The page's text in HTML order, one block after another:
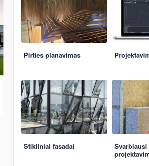
Pirties planavimas
Stikliniai fasadai
Svarbiausi